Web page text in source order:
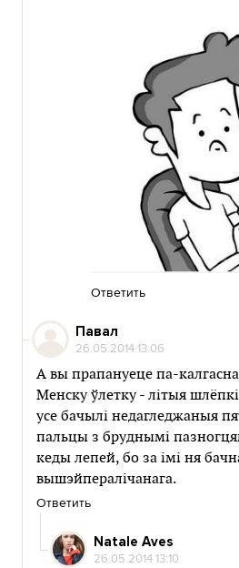
Ответить
Павал
26.05.2014 13:06
А вы прапануеце па-
Менску ўлетку - літыя
усе бачылі недагледжаныя
пальцы з бруднымі
кеды лепей, бо за імі ня
вышэйпералічанага.
Ответить
Natale Aves
26.05.2014 13:10